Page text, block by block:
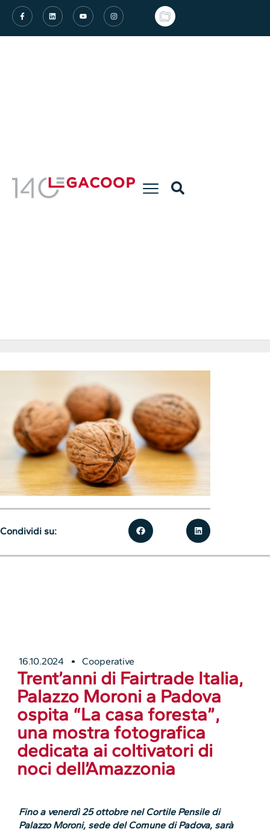
16.10.2024 Cooperative
Trent’anni di Fairtrade Italia,
Palazzo Moroni a Padova
ospita “La casa foresta”,
una mostra fotografica
dedicata ai coltivatori di
noci dell’Amazzonia
Fino a venerdì 25 ottobre nel Cortile Pensile di
Palazzo Moroni, sede del Comune di Padova, sarà
Condividi su: